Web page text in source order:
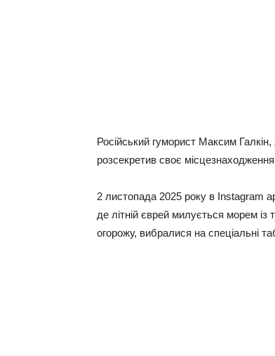
Російський гуморист Максим
розсекретив своє місцезнаходження
2 листопада 2025 року в Instagram
де літній єврей милується морем
огорожу, вибралися на спеціальні